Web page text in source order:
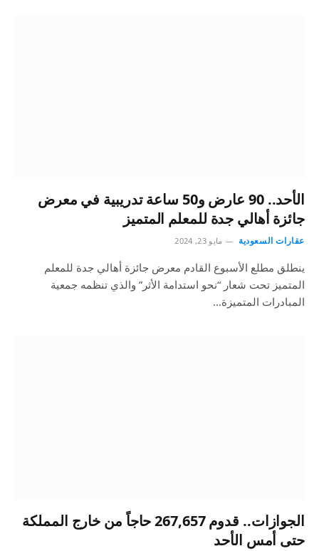
الأحد.. 90 عارض و50 ساعة تدريبية في معرض
جائزة أهالي جدة للمعلم المتميز
عقارات السعودية مايو 23, 2024
ينطلق مطلع الأسبوع القادم معرض جائزة أهالي جدة للمعلم
المتميز تحت شعار “نحو استدامة الأثر” والذي تنظمه جمعية
المبادرات المتميزة…
الجوازات.. قدوم 267,657 حاجاً من خارج المملكة
حتى أمس الأحد